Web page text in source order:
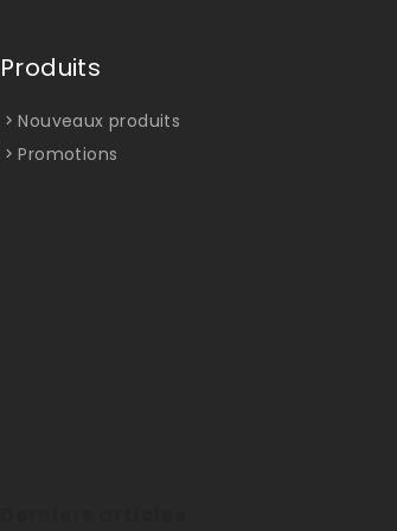
Produits
Nouveaux produits
Promotions